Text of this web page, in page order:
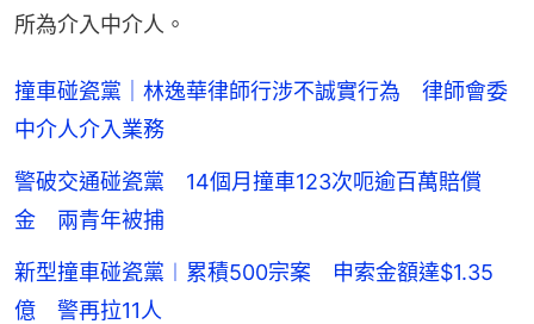
所為介入中介人。
撞車碰瓷黨｜林逸華律師行涉不誠實行為 律師會委
中介人介入業務
警破交通碰瓷黨 14個月撞車123次呃逾百萬賠償
金 兩青年被捕
新型撞車碰瓷黨︱累積500宗案 申索金額達$1.35
億 警再拉11人